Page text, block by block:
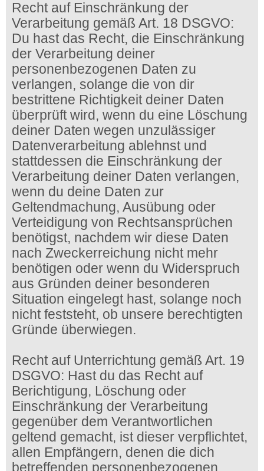
Recht auf Einschränkung der
Verarbeitung gemäß Art. 18 DSGVO:
Du hast das Recht, die Einschränkung
der Verarbeitung deiner
personenbezogenen Daten zu
verlangen, solange die von dir
bestrittene Richtigkeit deiner Daten
überprüft wird, wenn du eine Löschung
deiner Daten wegen unzulässiger
Datenverarbeitung ablehnst und
stattdessen die Einschränkung der
Verarbeitung deiner Daten verlangen,
wenn du deine Daten zur
Geltendmachung, Ausübung oder
Verteidigung von Rechtsansprüchen
benötigst, nachdem wir diese Daten
nach Zweckerreichung nicht mehr
benötigen oder wenn du Widerspruch
aus Gründen deiner besonderen
Situation eingelegt hast, solange noch
nicht feststeht, ob unsere berechtigten
Gründe überwiegen.
Recht auf Unterrichtung gemäß Art. 19
DSGVO: Hast du das Recht auf
Berichtigung, Löschung oder
Einschränkung der Verarbeitung
gegenüber dem Verantwortlichen
geltend gemacht, ist dieser verpflichtet,
allen Empfängern, denen die dich
betreffenden personenbezogenen